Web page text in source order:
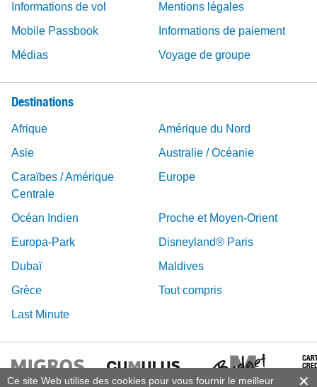
Ce site Web utilise des cookies pour vous fournir le meilleur
Informations de vol
Mentions légales
Mobile Passbook
Informations de paiement
Médias
Voyage de groupe
Destinations
Afrique
Amérique du Nord
Asie
Australie / Océanie
Caraïbes / Amérique
Centrale
Europe
Océan Indien
Proche et Moyen-Orient
Europa-Park
Disneyland® Paris
Dubaï
Maldives
Grèce
Tout compris
Last Minute